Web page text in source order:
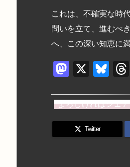
これは、不確実な時
問いを立て、進むべ
へ、この深い知恵に
M
st
o
d
X
Bl
e
s
k
よろしければシェ
Twitter